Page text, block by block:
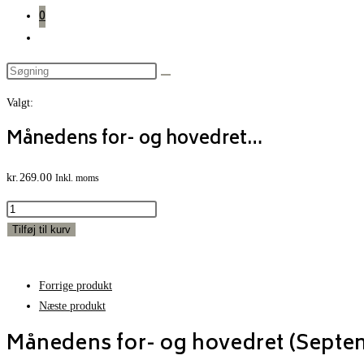
0
website
search
Valgt:
Månedens for- og hovedret…
kr. 269.00 Inkl. moms
Månedens
for-
(September26)
antal
Tilføj til kurv
Forrige produkt
Næste produkt
Månedens for- og hovedret